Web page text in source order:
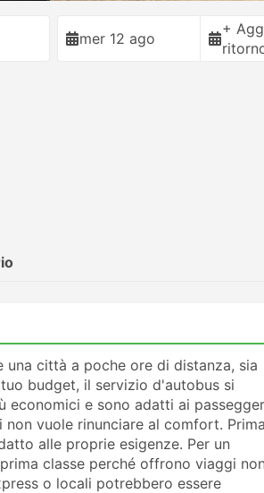
mer 12 ago
+
città a poche ore di distanza, sia
budget, il servizio d'autobus si
economici e sono adatti ai
vuole rinunciare al comfort. Prima
alle proprie esigenze. Per un
classe perché offrono viaggi
o locali potrebbero essere